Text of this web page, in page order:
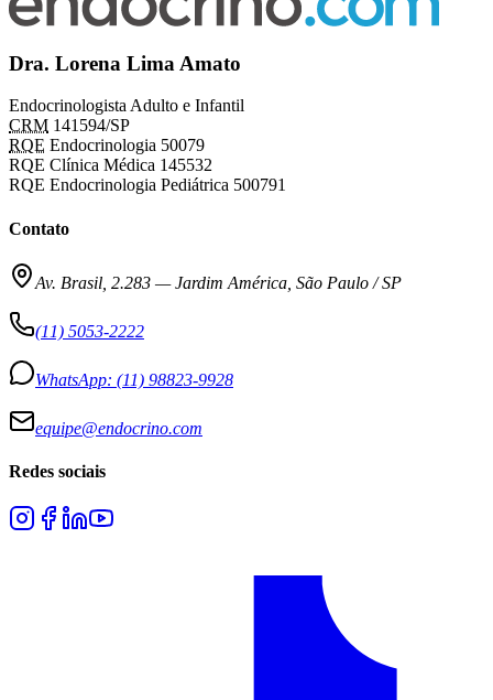
Dra. Lorena Lima Amato
Endocrinologista Adulto e Infantil
CRM 141594/SP
RQE Endocrinologia 50079
RQE Clínica Médica 145532
RQE Endocrinologia Pediátrica 500791
Contato
Av. Brasil, 2.283 —Jardim América, São Paulo / SP
(11) 5053-2222
WhatsApp: (11) 98823-9928
equipe@endocrino.com
Redes sociais